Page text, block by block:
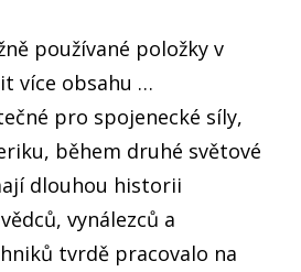
používané položky v
více obsahu …
pro spojenecké síly,
během druhé světové
dlouhou historii
vynálezců a
tvrdě pracovalo na